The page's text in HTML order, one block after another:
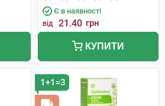
Є в наявності
від 21.40 грн
КУПИТИ
1+1=3